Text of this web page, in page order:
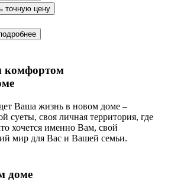
точную цену
комфортом
Ваша жизнь в новом доме –
суеты, своя личная территория, где
хочется именно Вам, свой
мир для Вас и Вашей семьи.
доме